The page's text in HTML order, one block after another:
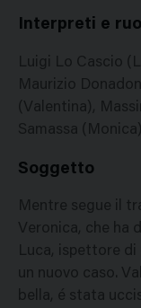
Interpreti e
Luigi Lo Cascio
Maurizio
(Valentina),
Samassa
Soggetto
Mentre segue il
Veronica, che ha
Luca, ispettore di
un nuovo caso.
bella, é stata